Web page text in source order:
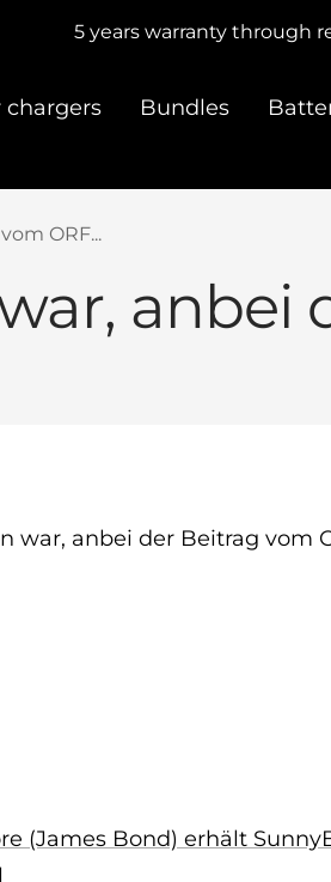
5 years warranty through
chargers Bundles
ORF...
anbei
war, anbei der Beitrag vom
(James Bond) erhält